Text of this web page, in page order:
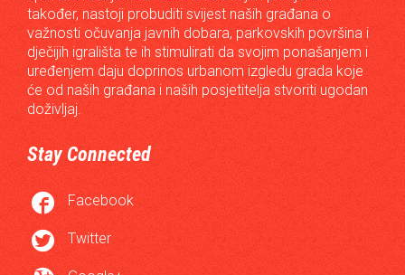
također, nastoji probuditi svijest naših građana o
važnosti očuvanja javnih dobara, parkovskih površina i
dječijih igrališta te ih stimulirati da svojim ponašanjem i
uređenjem daju doprinos urbanom izgledu grada koje
će od naših građana i naših posjetitelja stvoriti ugodan
doživljaj.
Stay Connected
 Facebook
 Twitter